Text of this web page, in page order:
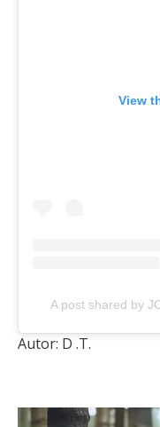
View
A post shared by
Autor: D .T.